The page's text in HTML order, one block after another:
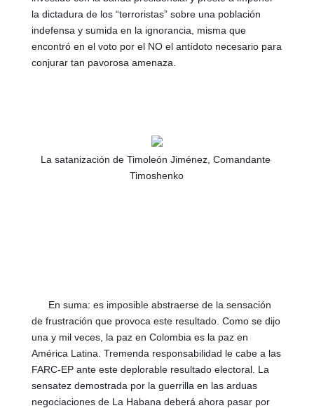
la dictadura de los “terroristas” sobre una población
indefensa y sumida en la ignorancia, misma que
encontró en el voto por el NO el antídoto necesario para
conjurar tan pavorosa amenaza.
La satanización de Timoleón Jiménez, Comandante
Timoshenko
de frustración que provoca este resultado. Como se dijo
una y mil veces, la paz en Colombia es la paz en
América Latina. Tremenda responsabilidad le cabe a las
FARC-EP ante este deplorable resultado electoral. La
sensatez demostrada por la guerrilla en las arduas
negociaciones de La Habana deberá ahora pasar por